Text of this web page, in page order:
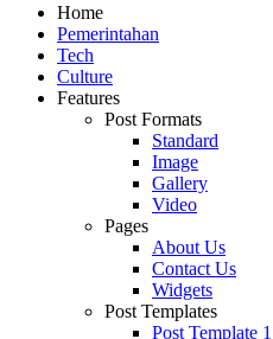
Home
Pemerintahan
Tech
Culture
Features
Post Formats
Standard
Image
Gallery
Video
Pages
About Us
Contact Us
Widgets
Post Templates
Post Template 1